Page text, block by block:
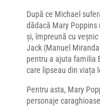
După ce Michael
dădacă Mary
și, împreună cu
Jack (Manuel
pentru a ajuta familia
care lipseau din viața
Pentru asta, Mary
personaje